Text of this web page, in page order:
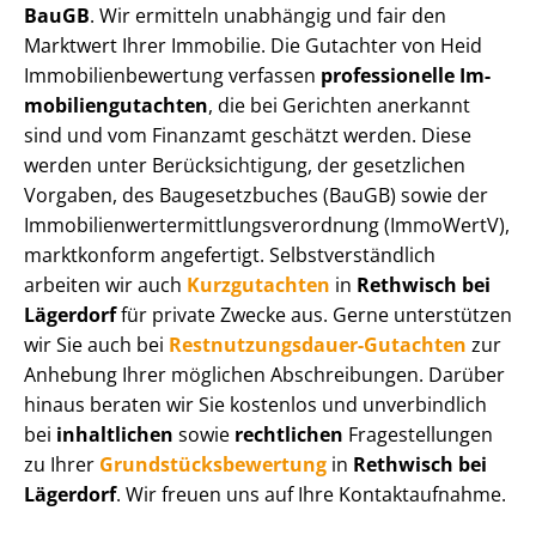
BauGB. Wir ermitteln unabhängig und fair den
Marktwert Ihrer Immobilie. Die Gutachter von Heid
Im­mo­bi­li­en­be­wer­tung verfassen professionelle Im­
mo­bi­li­en­gut­ach­ten, die bei Gerichten anerkannt
sind und vom Finanzamt geschätzt werden. Diese
werden unter Be­rück­sich­ti­gung, der gesetzlichen
Vorgaben, des Baugesetzbuches (BauGB) sowie der
Im­mo­bi­li­en­wert­ermitt­lungs­ver­ord­nung (ImmoWertV),
marktkonform angefertigt. Selbst­ver­ständ­lich
arbeiten wir auch Kurzgutachten in Rethwisch bei
Lägerdorffür private Zwecke aus. Gerne unterstützen
wir Sie auch bei Rest­nut­zungs­dau­er-Gutachten zur
Anhebung Ihrer möglichen Abschreibungen. Darüber
hinaus beraten wir Sie kostenlos und unverbindlich
bei inhaltlichen sowie rechtlichen Fragestellungen
zu Ihrer Grund­stücks­be­wer­tung in Rethwisch bei
Lägerdorf. Wir freuen uns auf Ihre Kontaktaufnahme.